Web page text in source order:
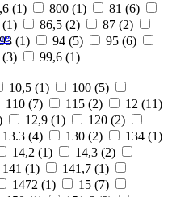
(1) 800 (1) 81 (6)
(1) 86,5 (2) 87 (2)
93 (1) 94 (5) 95 (6)
(3) 99,6 (1)
10,5 (1) 100 (5)
110 (7) 115 (2) 12 (11)
12,9 (1) 120 (2)
13.3 (4) 130 (2) 134 (1)
14,2 (1) 14,3 (2)
141 (1) 141,7 (1)
1472 (1) 15 (7)